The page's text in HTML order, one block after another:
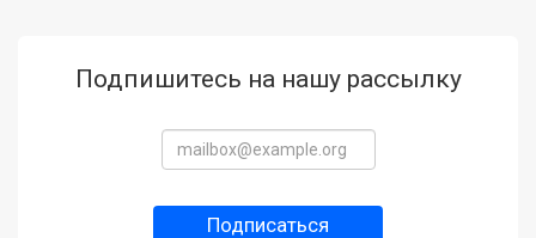
Подпишитесь на нашу рассылку
Подписаться